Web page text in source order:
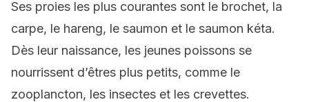
Ses proies les plus courantes sont le brochet, la
carpe, le hareng, le saumon et le saumon kéta.
Dès leur naissance, les jeunes poissons se
nourrissent d’êtres plus petits, comme le
zooplancton, les insectes et les crevettes.